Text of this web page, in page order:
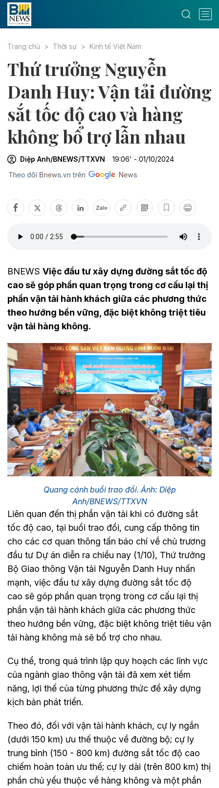
Trang chủ Thời sự Kinh tế Việt Nam
Thứ trưởng Nguyễn
Danh Huy: Vận tải đường
sắt tốc độ cao và hàng
không bổ trợ lẫn nhau
Diệp Anh/BNEWS/TTXVN 19:06' - 01/10/2024
Zalo
BNEWS Việc đầu tư xây dựng đường sắt tốc độ
cao sẽ góp phần quan trọng trong cơ cấu lại thị
phần vận tải hành khách giữa các phương thức
theo hướng bền vững, đặc biệt không triệt tiêu
vận tải hàng không.
Quang cảnh buổi trao đổi. Ảnh: Diệp
Anh/BNEWS/TTXVN
Liên quan đến thị phần vận tải khi có đường sắt
tốc độ cao, tại buổi trao đổi, cung cấp thông tin
cho các cơ quan thông tấn báo chí về chủ trương
đầu tư Dự án diễn ra chiều nay (1/10), Thứ trưởng
Bộ Giao thông Vận tải Nguyễn Danh Huy nhấn
mạnh, việc đầu tư xây dựng đường sắt tốc độ
cao sẽ góp phần quan trọng trong cơ cấu lại thị
phần vận tải hành khách giữa các phương thức
theo hướng bền vững, đặc biệt không triệt tiêu vận
tải hàng không mà sẽ bổ trợ cho nhau.
Cụ thể, trong quá trình lập quy hoạch các lĩnh vực
của ngành giao thông vận tải đã xem xét tiềm
năng, lợi thế của từng phương thức để xây dựng
kịch bản phát triển.
Theo đó, đối với vận tải hành khách, cự ly ngắn
(dưới 150 km) ưu thế thuộc về đường bộ; cự ly
trung bình (150 - 800 km) đường sắt tốc độ cao
chiếm hoàn toàn ưu thế; cự ly dài (trên 800 km) thị
phần chủ yếu thuộc về hàng không và một phần